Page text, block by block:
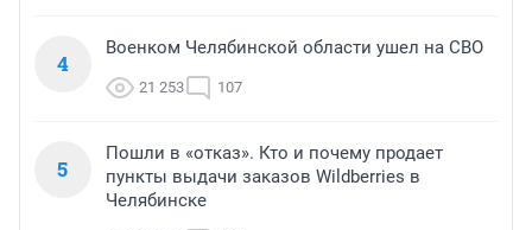
4
Военком Челябинской области ушел на СВО
21 253 107
5
Пошли в «отказ». Кто и почему продает
пункты выдачи заказов Wildberries в
Челябинске